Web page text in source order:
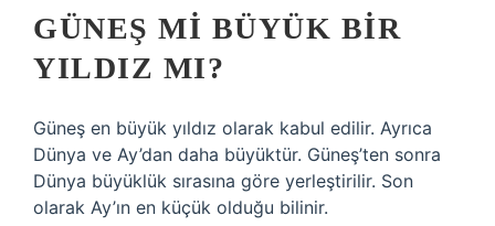
GÜNEŞ MI BÜYÜK BIR
YILDIZ MI?
Güneş en büyük yıldız olarak kabul edilir. Ayrıca
Dünya ve Ay’dan daha büyüktür. Güneş’ten sonra
Dünya büyüklük sırasına göre yerleştirilir. Son
olarak Ay’ın en küçük olduğu bilinir.